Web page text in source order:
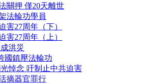
關押 僅20天離世
法輪功學員
害27周年（下）
害27周年（上）
洪災
國鎮壓法輪功
悼念 吁制止中共迫害
摘器官罪行